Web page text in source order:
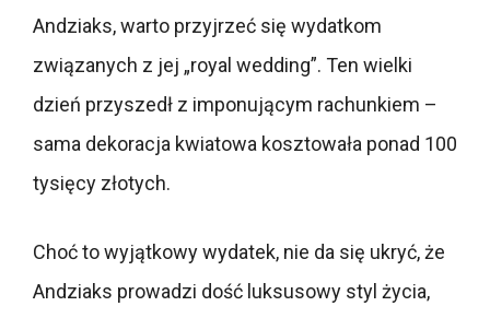
Andziaks, warto przyjrzeć się wydatkom
związanych z jej „royal wedding”. Ten wielki
dzień przyszedł z imponującym rachunkiem –
sama dekoracja kwiatowa kosztowała ponad 100
tysięcy złotych.
Choć to wyjątkowy wydatek, nie da się ukryć, że
Andziaks prowadzi dość luksusowy styl życia,